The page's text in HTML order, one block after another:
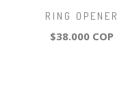
RING OPENER
$38.000 COP